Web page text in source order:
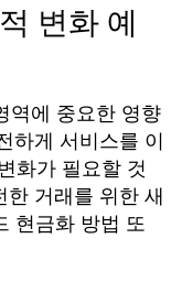
변화 예
역에 중요한 영향
하게 서비스를 이
화가 필요할 것
한 거래를 위한 새
현금화 방법 또